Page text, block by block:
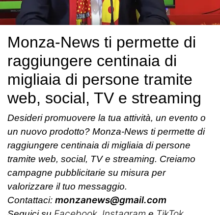
Monza-News ti permette di
raggiungere centinaia di
migliaia di persone tramite
web, social, TV e streaming
Desideri promuovere la tua attività, un evento o
un nuovo prodotto? Monza-News ti permette di
raggiungere centinaia di migliaia di persone
tramite web, social, TV e streaming. Creiamo
campagne pubblicitarie su misura per
valorizzare il tuo messaggio.
Contattaci: monzanews@gmail.com